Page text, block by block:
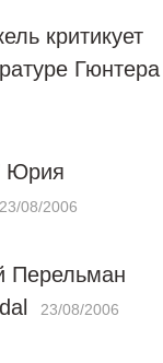
критикует
Гюнтера
Юрия
23/08/2006
Перельман
23/08/2006